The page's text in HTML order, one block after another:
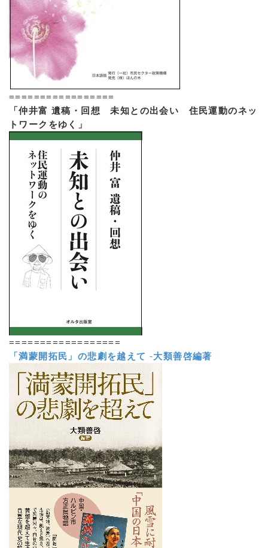
=================
「仲井富 遺稿・回想 未知との出会い 住民運動のネッ
トワークをゆく」
==================
「満蒙開拓民」の悲劇を越えて -大類善啓編著